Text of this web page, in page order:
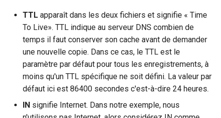
TTL apparaît dans les deux fichiers et signifie « Time
To Live». TTL indique au serveur DNS combien de
temps il faut conserver son cache avant de demander
une nouvelle copie. Dans ce cas, le TTL est le
paramètre par défaut pour tous les enregistrements, à
moins qu'un TTL spécifique ne soit défini. La valeur par
défaut ici est 86400 secondes c'est-à-dire 24 heures.
IN signifie Internet. Dans notre exemple, nous